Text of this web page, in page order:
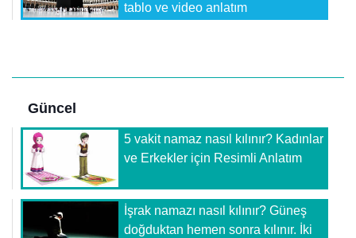
tablo ve video anlatım
Güncel
5 vakit namaz nasıl kılınır? Kadınlar
ve Erkekler için Resimli Anlatım
İşrak namazı nasıl kılınır? Güneş
doğduktan hemen sonra kılınır. İki